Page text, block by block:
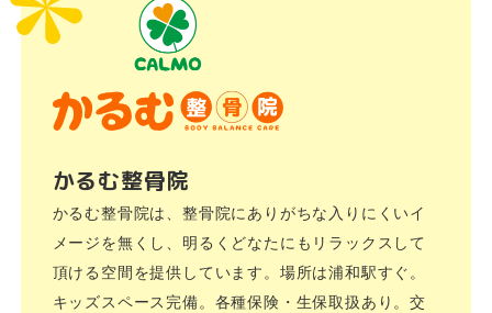
かるむ整骨院
かるむ整骨院は、整骨院にありがちな入りにくいイ
メージを無くし、明るくどなたにもリラックスして
頂ける空間を提供しています。場所は浦和駅すぐ。
キッズスペース完備。各種保険・生保取扱あり。交